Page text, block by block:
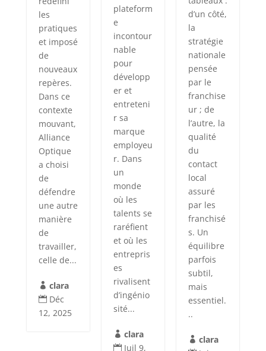
les
pratiques
et imposé
de
nouveaux
repères.
Dans ce
contexte
mouvant,
Alliance
Optique
a choisi
de
défendre
une autre
manière
de
travailler,
celle de...
 clara
 Déc
12, 2025
plateform
e
incontour
nable
pour
développ
er et
entreteni
r sa
marque
employeu
r. Dans
un
monde
où les
talents se
raréfient
et où les
entrepris
es
rivalisent
d’ingénio
sité...
 clara
 Juil 9,
d’un côté,
la
stratégie
nationale
pensée
par le
franchise
ur ; de
l’autre, la
qualité
du
contact
local
assuré
par les
franchisé
s. Un
équilibre
parfois
subtil,
mais
essentiel.
..
 clara